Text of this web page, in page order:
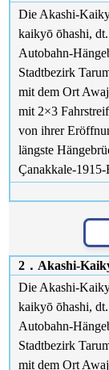
Die Akashi-
kaikyō ōhashi,
Autobahn-
Stadtbezirk
mit dem Ort
mit 2×3
von ihrer
längste
Çanakkale-
2．Akashi-
Die Akashi-
kaikyō ōhashi,
Autobahn-
Stadtbezirk
mit dem Ort